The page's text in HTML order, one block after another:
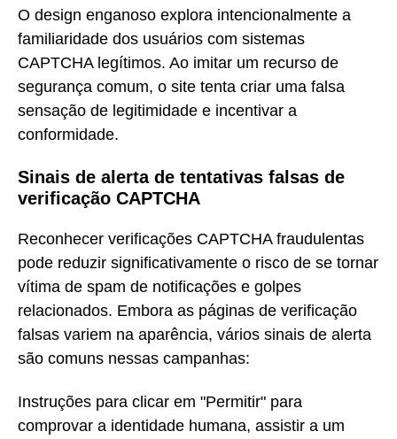
O design enganoso explora intencionalmente a
familiaridade dos usuários com sistemas
CAPTCHA legítimos. Ao imitar um recurso de
segurança comum, o site tenta criar uma falsa
sensação de legitimidade e incentivar a
conformidade.
Sinais de alerta de tentativas falsas de
verificação CAPTCHA
Reconhecer verificações CAPTCHA fraudulentas
pode reduzir significativamente o risco de se tornar
vítima de spam de notificações e golpes
relacionados. Embora as páginas de verificação
falsas variem na aparência, vários sinais de alerta
são comuns nessas campanhas:
Instruções para clicar em "Permitir" para
comprovar a identidade humana, assistir a um